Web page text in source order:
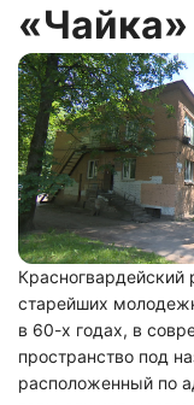
«Чайка»
Красногвардейский
старейших
в 60-х годах, в
пространство под
расположенный по